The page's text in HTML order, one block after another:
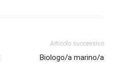
Articolo successivo
Biologo/a marino/a